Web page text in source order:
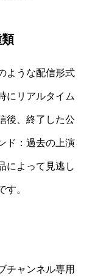
ような配信形式
にリアルタイム
後、終了した公
ド：過去の上演
によって見逃し
す。
チャンネル専用